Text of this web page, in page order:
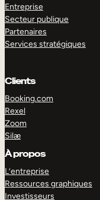
Entreprise
Secteur publique
Partenaires
Services stratégiques
Clients
Booking.com
Rexel
Zoom
Silæ
À propos
L’entreprise
Ressources graphiques
Investisseurs